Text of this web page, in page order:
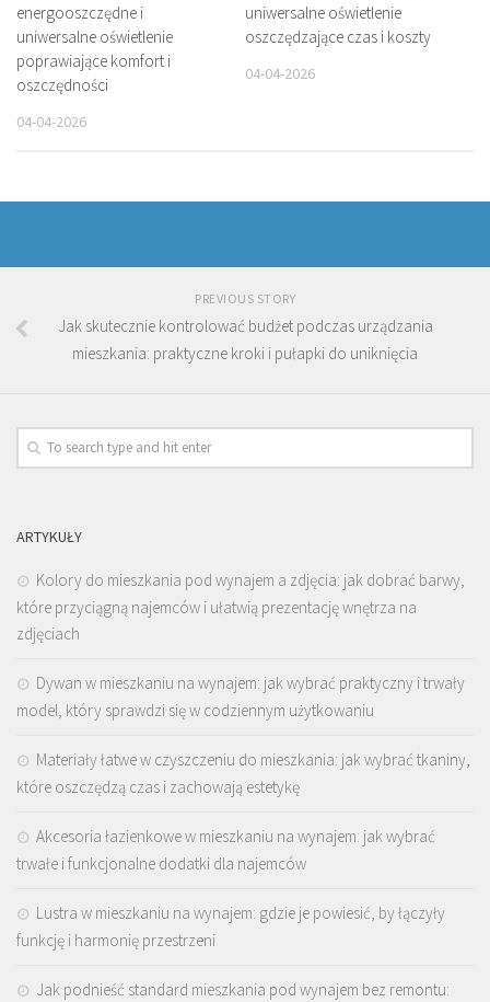
energooszczędne i
uniwersalne oświetlenie
poprawiające komfort i
oszczędności
04-04-2026
uniwersalne oświetlenie
oszczędzające czas i koszty
04-04-2026
PREVIOUS STORY
Jak skutecznie kontrolować budżet podczas urządzania
mieszkania: praktyczne kroki i pułapki do uniknięcia
ARTYKUŁY
Kolory do mieszkania pod wynajem a zdjęcia: jak dobrać barwy,
które przyciągną najemców i ułatwią prezentację wnętrza na
zdjęciach
Dywan w mieszkaniu na wynajem: jak wybrać praktyczny i trwały
model, który sprawdzi się w codziennym użytkowaniu
Materiały łatwe w czyszczeniu do mieszkania: jak wybrać tkaniny,
które oszczędzą czas i zachowają estetykę
Akcesoria łazienkowe w mieszkaniu na wynajem: jak wybrać
trwałe i funkcjonalne dodatki dla najemców
Lustra w mieszkaniu na wynajem: gdzie je powiesić, by łączyły
funkcję i harmonię przestrzeni
Jak podnieść standard mieszkania pod wynajem bez remontu: